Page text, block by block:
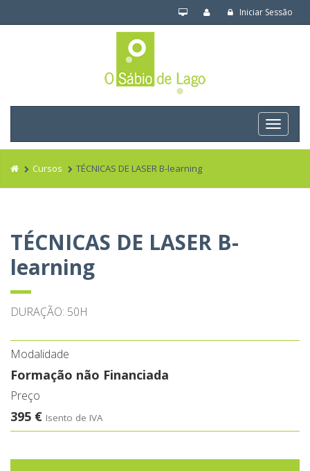
Iniciar Sessão
Cursos TÉCNICAS DE LASER B-learning
TÉCNICAS DE LASER B-
learning
DURAÇÃO: 50H
Modalidade
Formação não Financiada
Preço
395 € Isento de IVA